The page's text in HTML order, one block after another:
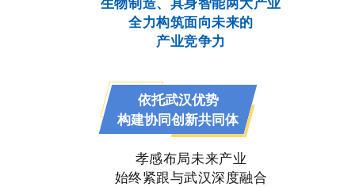
全力构筑面向未来的
产业竞争力
依托武汉优势
构建协同创新共同体
孝感布局未来产业
始终紧跟与武汉深度融合